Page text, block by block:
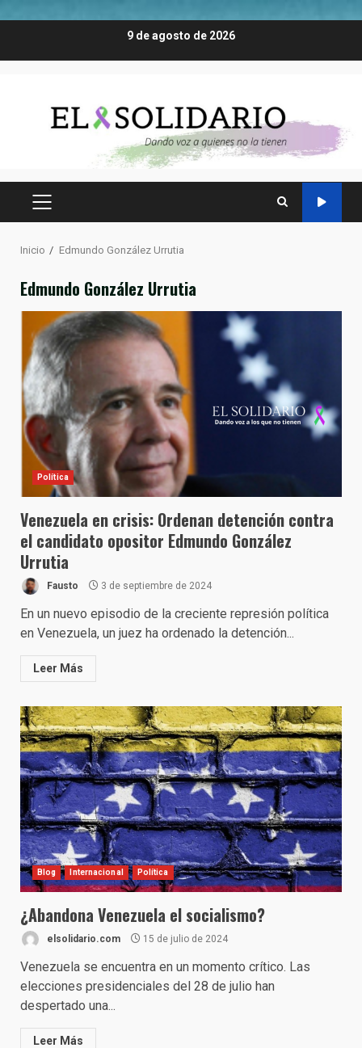
9 de agosto de 2026
MENÚ
Inicio Edmundo González Urrutia
Edmundo González Urrutia
Política
Venezuela en crisis: Ordenan detención contra
el candidato opositor Edmundo González
Urrutia
Fausto 3 de septiembre de 2024
En un nuevo episodio de la creciente represión política
en Venezuela, un juez ha ordenado la detención...
Leer Más
Blog Internacional Política
¿Abandona Venezuela el socialismo?
elsolidario.com 15 de julio de 2024
Venezuela se encuentra en un momento crítico. Las
elecciones presidenciales del 28 de julio han
despertado una...
Leer Más